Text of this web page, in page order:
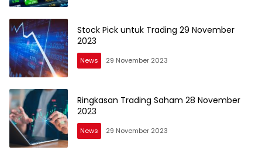
Stock Pick untuk Trading 29 November
2023
News 29 November 2023
Ringkasan Trading Saham 28 November
2023
News 29 November 2023